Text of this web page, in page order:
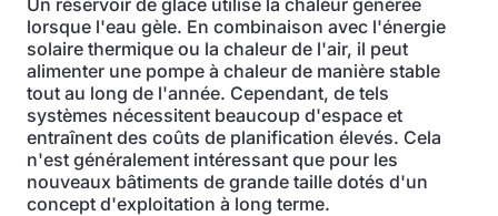
Un réservoir de glace utilise la chaleur générée
lorsque l'eau gèle. En combinaison avec l'énergie
solaire thermique ou la chaleur de l'air, il peut
alimenter une pompe à chaleur de manière stable
tout au long de l'année. Cependant, de tels
systèmes nécessitent beaucoup d'espace et
entraînent des coûts de planification élevés. Cela
n'est généralement intéressant que pour les
nouveaux bâtiments de grande taille dotés d'un
concept d'exploitation à long terme.